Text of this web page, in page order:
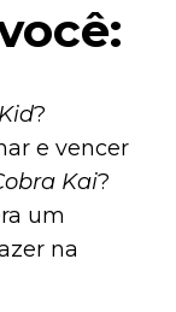
?
e vencer
Kai?
um
na